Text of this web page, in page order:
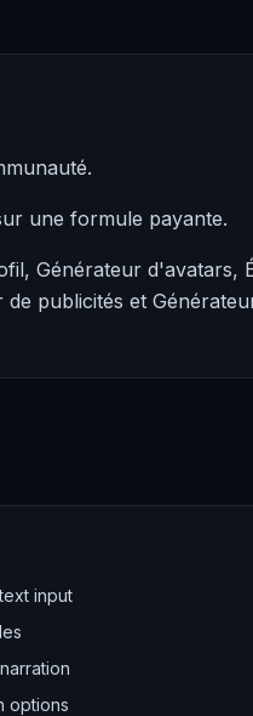
une formule payante.
Générateur d'avatars,
publicités et
input
options